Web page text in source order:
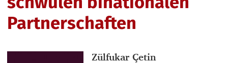
Partnerschaften
Buchautor_innen
Zülfukar Çetin